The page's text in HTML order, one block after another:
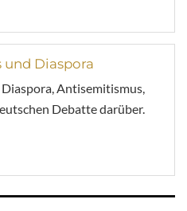
und Diaspora
Antisemitismus,
Debatte darüber.